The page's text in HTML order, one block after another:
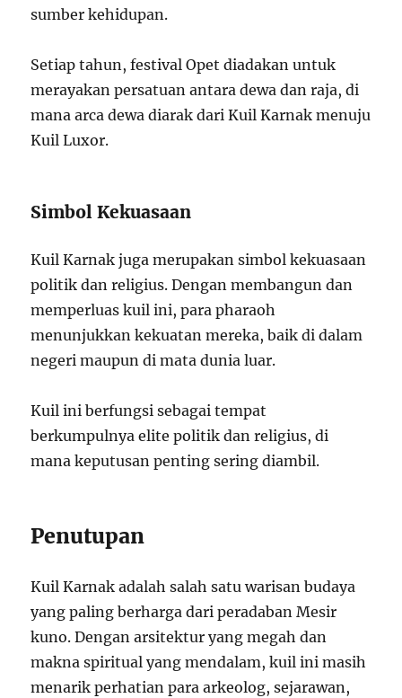
sumber kehidupan.
Setiap tahun, festival Opet diadakan untuk
merayakan persatuan antara dewa dan raja, di
mana arca dewa diarak dari Kuil Karnak menuju
Kuil Luxor.
Simbol Kekuasaan
Kuil Karnak juga merupakan simbol kekuasaan
politik dan religius. Dengan membangun dan
memperluas kuil ini, para pharaoh
menunjukkan kekuatan mereka, baik di dalam
negeri maupun di mata dunia luar.
Kuil ini berfungsi sebagai tempat
berkumpulnya elite politik dan religius, di
mana keputusan penting sering diambil.
Penutupan
Kuil Karnak adalah salah satu warisan budaya
yang paling berharga dari peradaban Mesir
kuno. Dengan arsitektur yang megah dan
makna spiritual yang mendalam, kuil ini masih
menarik perhatian para arkeolog, sejarawan,